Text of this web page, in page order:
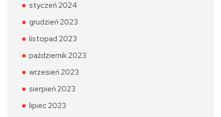
styczeń 2024
grudzień 2023
listopad 2023
październik 2023
wrzesień 2023
sierpień 2023
lipiec 2023